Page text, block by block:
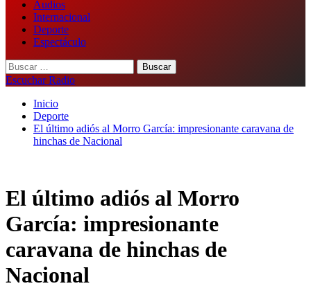
Audios
Internacional
Deporte
Espectáculo
Buscar:
Escuchar Radio
Inicio
Deporte
El último adiós al Morro García: impresionante caravana de
hinchas de Nacional
El último adiós al Morro
García: impresionante
caravana de hinchas de
Nacional